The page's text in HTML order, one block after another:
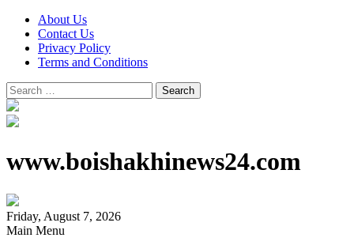
About Us
Contact Us
Privacy Policy
Terms and Conditions
Search
for:
www.boishakhinews24.com
Friday, August 7, 2026
Main Menu